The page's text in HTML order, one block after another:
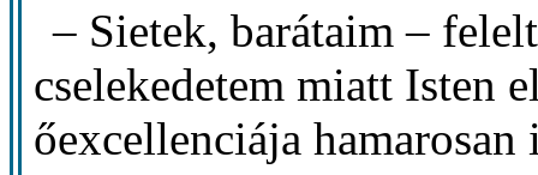
– Sietek, barátaim –
cselekedetem miatt Isten
őexcellenciája